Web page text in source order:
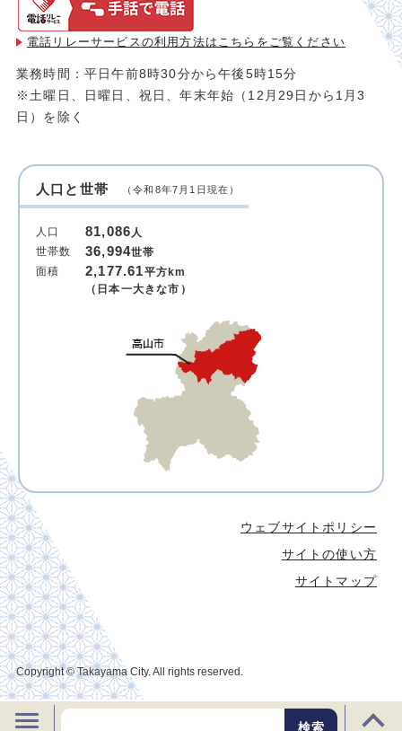
電話リレーサービスの利用方法は こちらをご覧ください
業務時間：平日午前8時30分から午後5時15分
※土曜日、日曜日、祝日、年末年始（12月29日から1月3
日）を除く
人口と世帯 （令和8年7月1日現在）
人口 81,086人
世帯数
36,994世帯
面積
2,177.61平方km
（日本一大きな市）
ウェブサイトポリシー
サイトの使い方
サイトマップ
Copyright © Takayama City. All rights reserved.